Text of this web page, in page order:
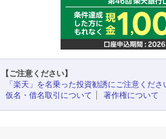
【ご注意ください】
「楽天」を名乗った投資勧誘にご注意くださ
仮名・借名取引について
著作権について